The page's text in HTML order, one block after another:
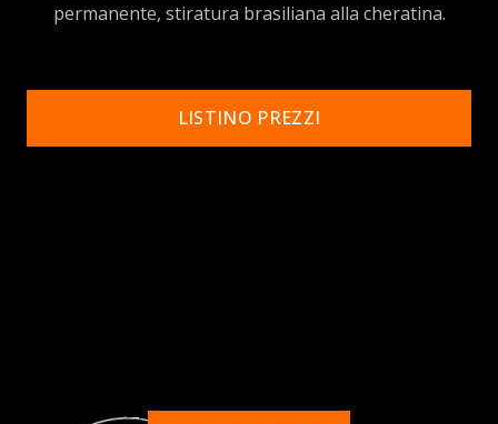
permanente, stiratura brasiliana alla cheratina.
LISTINO PREZZI